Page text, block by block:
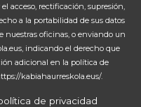
acceso, rectificación, supresión,
a la portabilidad de sus datos
nuestras oficinas, o enviando un
indicando el derecho que
adicional en la política de
kabiahaurreskola.eus/.
de privacidad